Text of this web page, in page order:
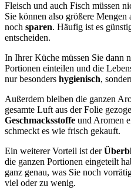
Fleisch und auch Fisch müssen
Sie können also größere
noch sparen. Häufig ist es
entscheiden.
In Ihrer Küche müssen Sie dann
Portionen einteilen und die
nur besonders hygienisch,
Außerdem bleiben die ganzen
gesamte Luft aus der Folie
Geschmacksstoffe und Aromen
schmeckt es wie frisch gekauft.
Ein weiterer Vorteil ist der
die ganzen Portionen eingeteilt
ganz genau, was Sie noch
viel oder zu wenig.